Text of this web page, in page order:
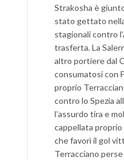
Strakosha è
stato gettato
stagionali contro
trasferta. La
altro portiere dal
consumatosi con
proprio
contro lo Spezia
l’assurdo tira e
cappellata proprio
che favorì il gol
Terracciano